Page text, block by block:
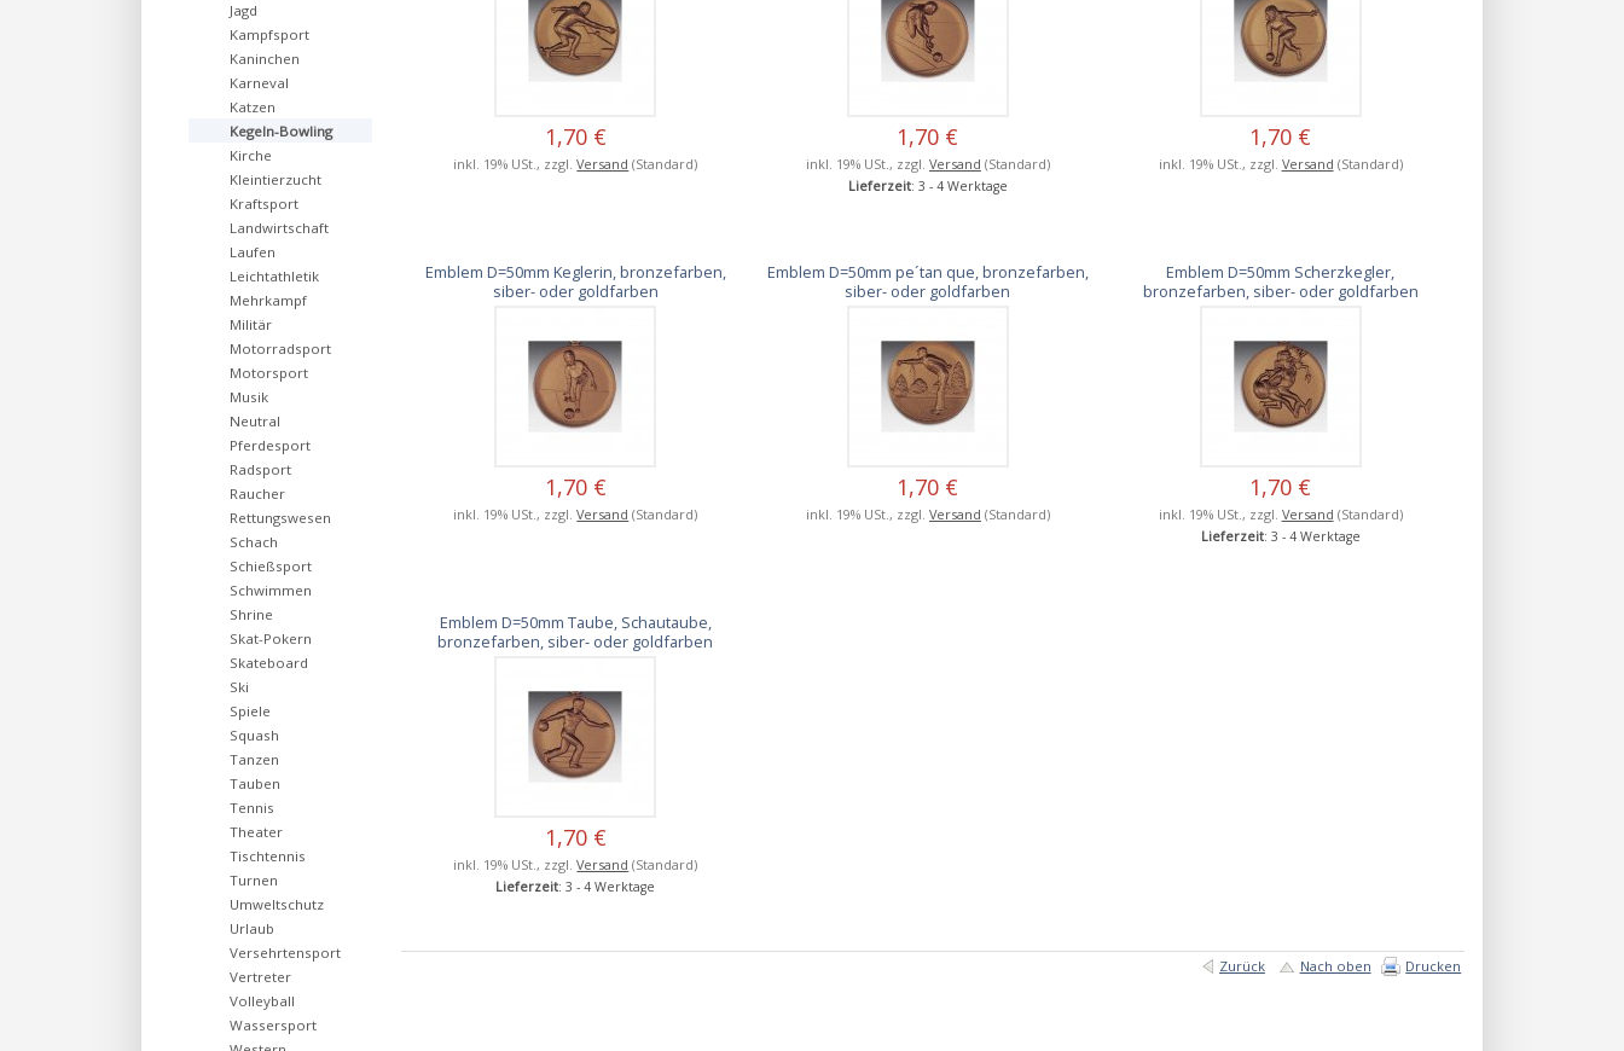
1,70 €
inkl. 19% USt., zzgl.Versand (Standard)
1,70 €
inkl. 19% USt., zzgl. Versand (Standard)
Lieferzeit: 3 - 4 Werktage
1,70 €
inkl. 19% USt., zzgl. Versand (Standard)
Emblem D=50mm Keglerin, bronzefarben,
siber- oder goldfarben
1,70 €
inkl. 19% USt., zzgl.Versand (Standard)
Emblem D=50mm pe´tan que, bronzefarben,
siber- oder goldfarben
1,70 €
inkl. 19% USt., zzgl. Versand (Standard)
Emblem D=50mm Scherzkegler,
bronzefarben, siber- oder goldfarben
1,70 €
inkl. 19% USt., zzgl. Versand (Standard)
Lieferzeit: 3 - 4 Werktage
Emblem D=50mm Taube, Schautaube,
bronzefarben, siber- oder goldfarben
1,70 €
inkl. 19% USt., zzgl.Versand (Standard)
Lieferzeit: 3 - 4 Werktage
Zurück Nach oben Drucken
Jagd
Kampfsport
Kaninchen
Karneval
Katzen
Kegeln-Bowling
Kirche
Kleintierzucht
Kraftsport
Landwirtschaft
Laufen
Leichtathletik
Mehrkampf
Militär
Motorradsport
Motorsport
Musik
Neutral
Pferdesport
Radsport
Raucher
Rettungswesen
Schach
Schießsport
Schwimmen
Shrine
Skat-Pokern
Skateboard
Ski
Spiele
Squash
Tanzen
Tauben
Tennis
Theater
Tischtennis
Turnen
Umweltschutz
Urlaub
Versehrtensport
Vertreter
Volleyball
Wassersport